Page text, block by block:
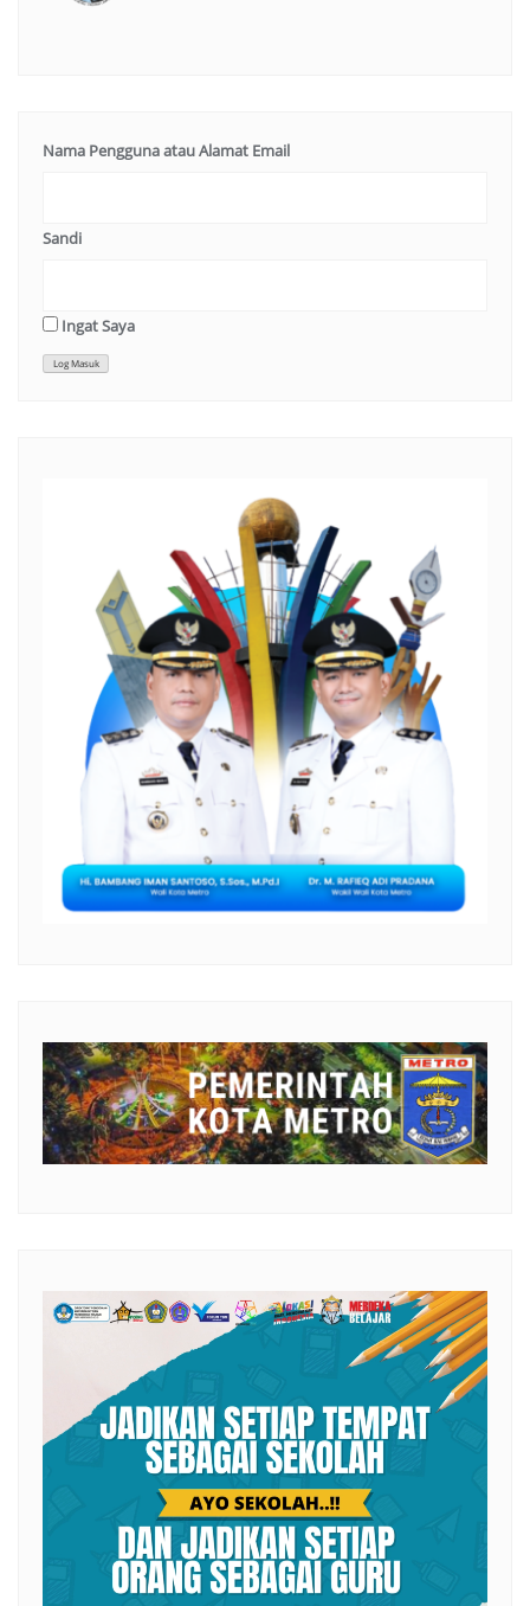
Nama Pengguna atau Alamat Email
Sandi
Ingat Saya